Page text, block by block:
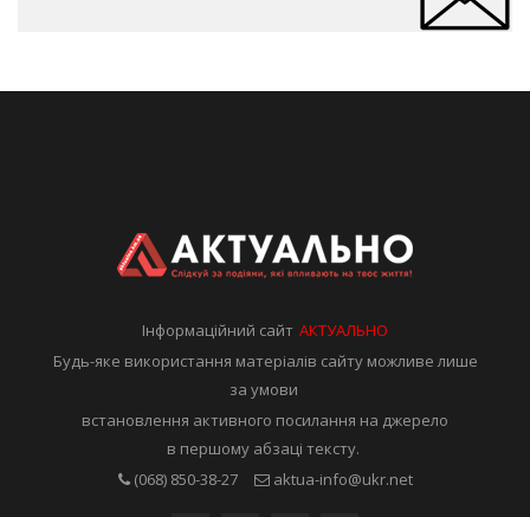
Інформаційний сайтАКТУАЛЬНО
Будь-яке використання матеріалів сайту можливе лише
за умови
встановлення активного посилання на джерело
в першому абзаці тексту.
(068) 850-38-27
aktua-info@ukr.net